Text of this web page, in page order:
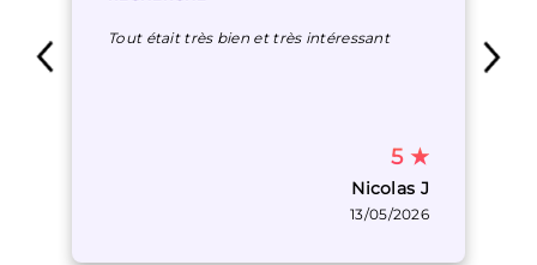
Tout était très bien et très intéressant
5 ★
Nicolas J
13/05/2026